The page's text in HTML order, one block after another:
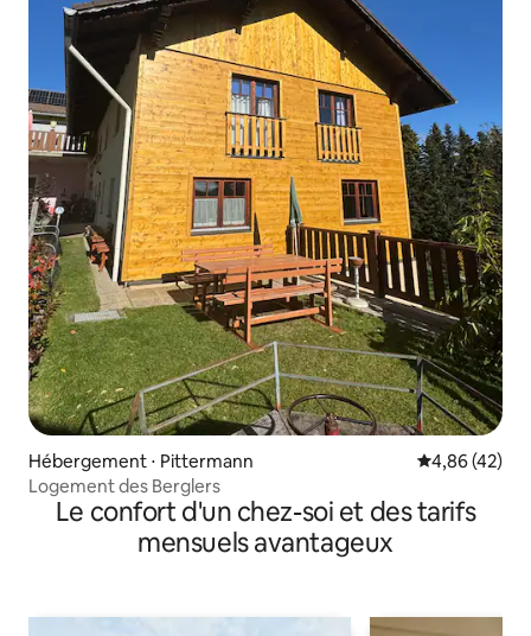
Hébergement ⋅ Pittermann Évaluation
4,86 (42)
Logement des Berglers
Le confort d'un chez-soi et des tarifs
mensuels avantageux